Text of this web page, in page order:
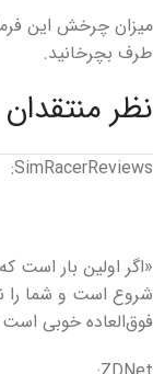
میزان چرخش این
طرف بچرخانید.
نظر منتقدان
SimRacerReviews:
شروع است و شما را
فوق‌العاده خوبی